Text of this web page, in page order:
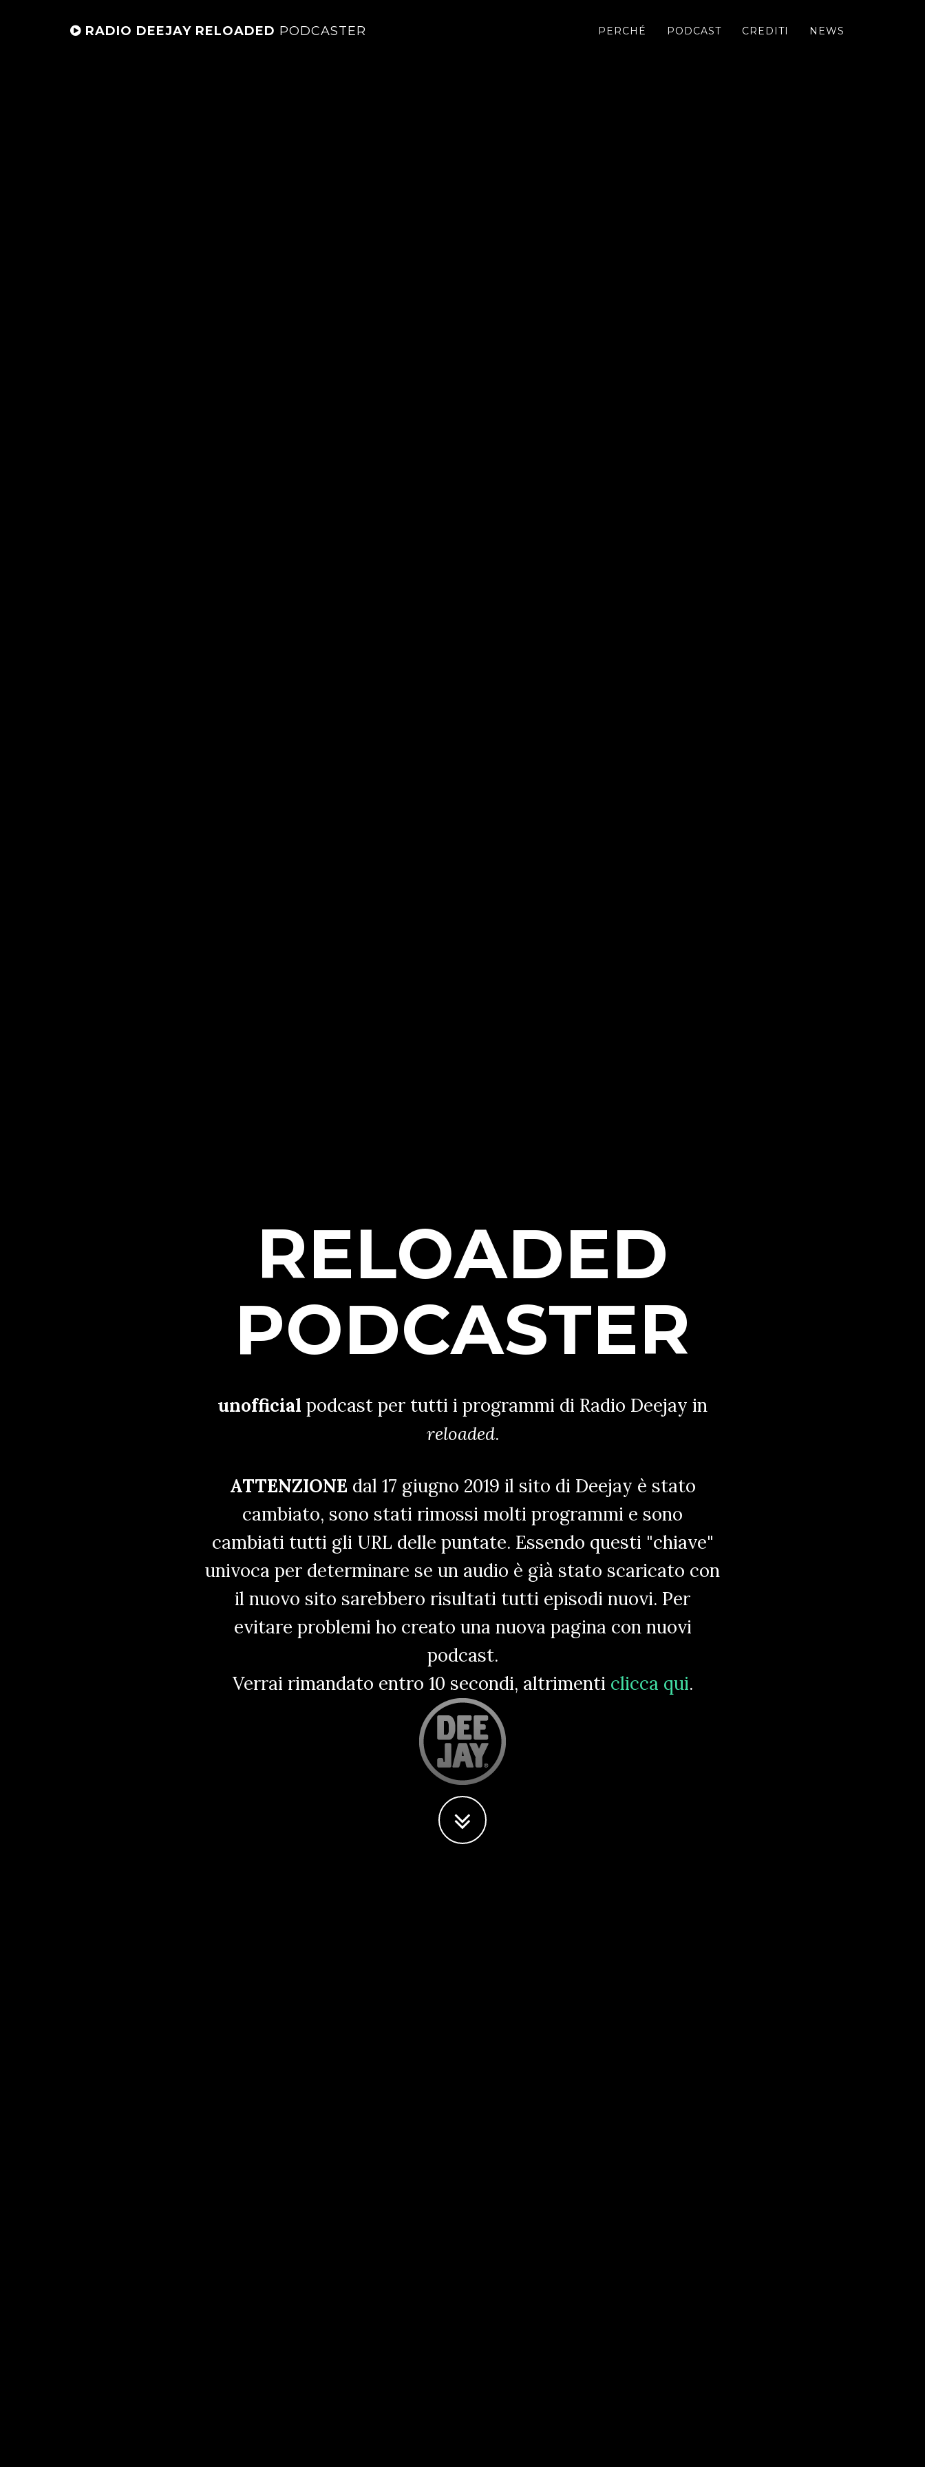
RADIO DEEJAY RELOADED PODCASTER PERCHÉ PODCAST CREDITI NEWS
RELOADED
PODCASTER
unofficial podcast per tutti i programmi di Radio Deejay in
reloaded.
ATTENZIONE dal 17 giugno 2019 il sito di Deejay è stato
cambiato, sono stati rimossi molti programmi e sono
cambiati tutti gli URL delle puntate. Essendo questi "chiave"
univoca per determinare se un audio è già stato scaricato con
il nuovo sito sarebbero risultati tutti episodi nuovi. Per
evitare problemi ho creato una nuova pagina con nuovi
podcast.
Verrai rimandato entro 10 secondi, altrimenti clicca qui.